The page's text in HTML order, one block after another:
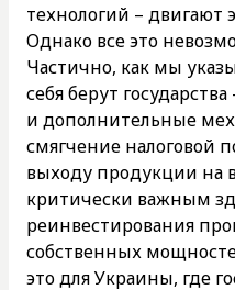
технологий – двигают
Однако все это
Частично, как мы
себя берут
и дополнительные
смягчение налоговой
выходу продукции на
критически важным
реинвестирования
собственных
это для Украины, где